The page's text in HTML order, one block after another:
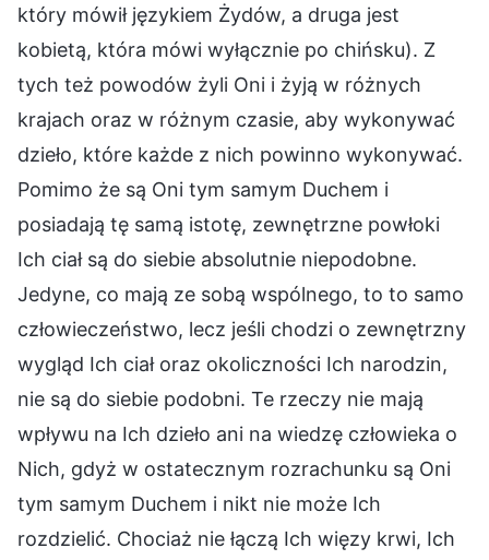
który mówił językiem Żydów, a druga jest
kobietą, która mówi wyłącznie po chińsku). Z
tych też powodów żyli Oni i żyją w różnych
krajach oraz w różnym czasie, aby wykonywać
dzieło, które każde z nich powinno wykonywać.
Pomimo że są Oni tym samym Duchem i
posiadają tę samą istotę, zewnętrzne powłoki
Ich ciał są do siebie absolutnie niepodobne.
Jedyne, co mają ze sobą wspólnego, to to samo
człowieczeństwo, lecz jeśli chodzi o zewnętrzny
wygląd Ich ciał oraz okoliczności Ich narodzin,
nie są do siebie podobni. Te rzeczy nie mają
wpływu na Ich dzieło ani na wiedzę człowieka o
Nich, gdyż w ostatecznym rozrachunku są Oni
tym samym Duchem i nikt nie może Ich
rozdzielić. Chociaż nie łączą Ich więzy krwi, Ich